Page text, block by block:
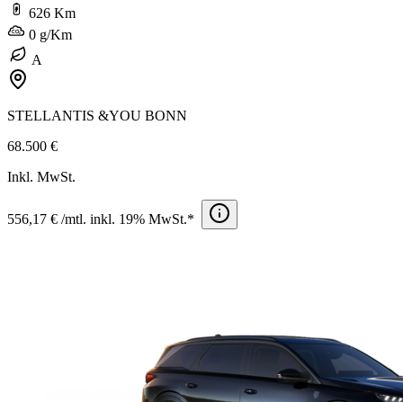
626 Km
0 g/Km
A
STELLANTIS &YOU BONN
68.500 €
Inkl. MwSt.
556,17 € /mtl. inkl. 19% MwSt.*